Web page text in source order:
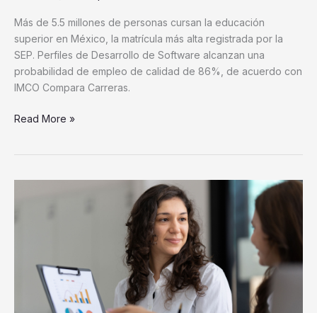
Más de 5.5 millones de personas cursan la educación
superior en México, la matrícula más alta registrada por la
SEP. Perfiles de Desarrollo de Software alcanzan una
probabilidad de empleo de calidad de 86%, de acuerdo con
IMCO Compara Carreras.
Read More »
nuevo